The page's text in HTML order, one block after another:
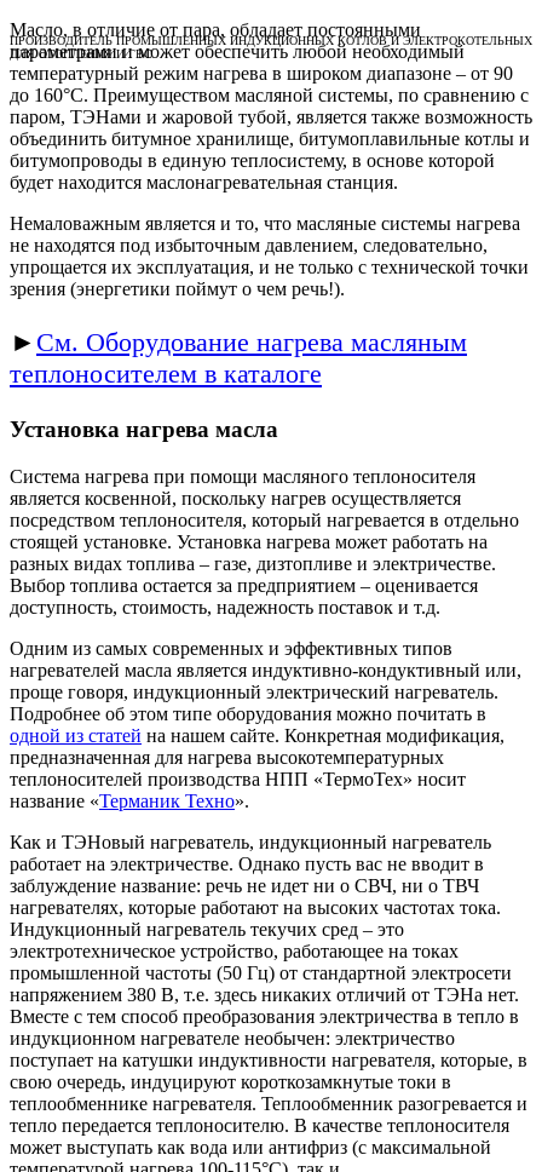
ПРОИЗВОДИТЕЛЬ ПРОМЫШЛЕННЫХ ИНДУКЦИОННЫХ КОТЛОВ И ЭЛЕКТРОКОТЕЛЬНЫХ
ДЛЯ ОТОПЛЕНИЯ И ГВС
Масло, в отличие от пара, обладает постоянными
параметрами и может обеспечить любой необходимый
температурный режим нагрева в широком диапазоне – от 90
до 160°С. Преимуществом масляной системы, по сравнению с
паром, ТЭНами и жаровой тубой, является также возможность
объединить битумное хранилище, битумоплавильные котлы и
битумопроводы в единую теплосистему, в основе которой
будет находится маслонагревательная станция.
Немаловажным является и то, что масляные системы нагрева
не находятся под избыточным давлением, следовательно,
упрощается их эксплуатация, и не только с технической точки
зрения (энергетики поймут о чем речь!).
► См. Оборудование нагрева масляным
теплоносителем в каталоге
Установка нагрева масла
Система нагрева при помощи масляного теплоносителя
является косвенной, поскольку нагрев осуществляется
посредством теплоносителя, который нагревается в отдельно
стоящей установке. Установка нагрева может работать на
разных видах топлива – газе, дизтопливе и электричестве.
Выбор топлива остается за предприятием – оценивается
доступность, стоимость, надежность поставок и т.д.
Одним из самых современных и эффективных типов
нагревателей масла является индуктивно-кондуктивный или,
проще говоря, индукционный электрический нагреватель.
Подробнее об этом типе оборудования можно почитать в
одной из статей на нашем сайте. Конкретная модификация,
предназначенная для нагрева высокотемпературных
теплоносителей производства НПП «ТермоТех» носит
название «Терманик Техно».
Как и ТЭНовый нагреватель, индукционный нагреватель
работает на электричестве. Однако пусть вас не вводит в
заблуждение название: речь не идет ни о СВЧ, ни о ТВЧ
нагревателях, которые работают на высоких частотах тока.
Индукционный нагреватель текучих сред – это
электротехническое устройство, работающее на токах
промышленной частоты (50 Гц) от стандартной электросети
напряжением 380 В, т.е. здесь никаких отличий от ТЭНа нет.
Вместе с тем способ преобразования электричества в тепло в
индукционном нагревателе необычен: электричество
поступает на катушки индуктивности нагревателя, которые, в
свою очередь, индуцируют короткозамкнутые токи в
теплообменнике нагревателя. Теплообменник разогревается и
тепло передается теплоносителю. В качестве теплоносителя
может выступать как вода или антифриз (с максимальной